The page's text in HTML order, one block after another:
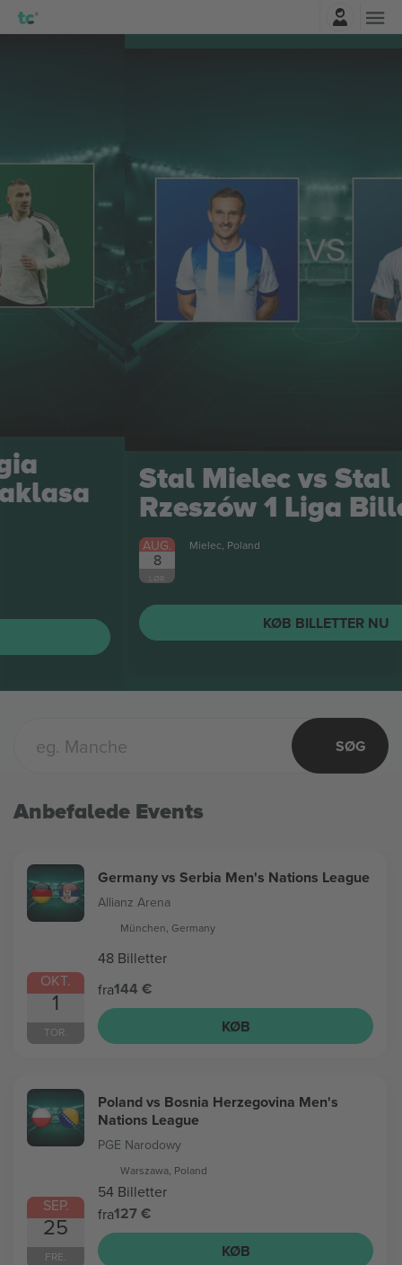
Stal Mielec vs Stal
Rzeszów 1 LigaBilletter
KØB BILLETTER NU
SØG
Anbefalede Events
OKT.
1
TOR.
Germany vs Serbia Men's Nations League
Allianz Arena
München, Germany
48 Billetter
fra144 €
KØB
SEP.
25
FRE.
Poland vs Bosnia Herzegovina Men's
Nations League
PGE Narodowy
Warszawa, Poland
54 Billetter
fra127 €
KØB